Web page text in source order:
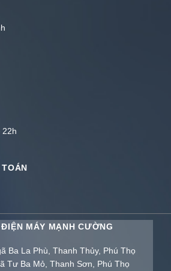
22h
MÁY MẠNH CƯỜNG
Ba La Phù, Thanh Thủy, Phú Thọ
Tư Ba Mỏ, Thanh Sơn, Phú Thọ